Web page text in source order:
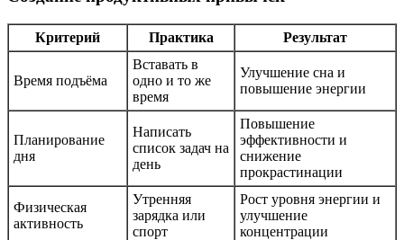
Критерий Практика Результат
Время подъёма
Вставать в
одно и то же
время
Улучшение сна и
повышение энергии
Планирование
дня
Написать
список задач на
день
Повышение
эффективности и
снижение
прокрастинации
Физическая
активность
Утренняя
зарядка или
спорт
Рост уровня энергии и
улучшение
концентрации